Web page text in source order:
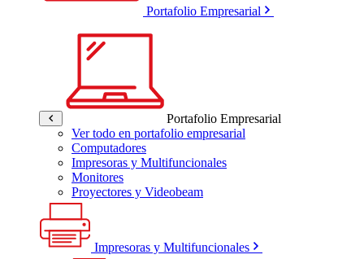
Portafolio Empresarial
Portafolio Empresarial
Ver todo en portafolio empresarial
Computadores
Impresoras y Multifuncionales
Monitores
Proyectores y Videobeam
Impresoras y Multifuncionales